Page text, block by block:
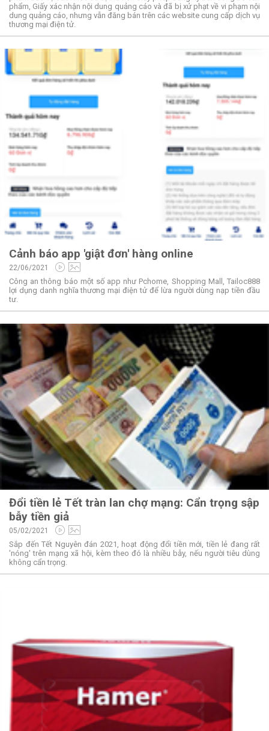
phẩm, Giấy xác nhận nội dung quảng cáo và đã bị xử phạt về vi phạm nội
dung quảng cáo, nhưng vẫn đăng bán trên các website cung cấp dịch vụ
thương mại điện tử.
Cảnh báo app 'giật đơn' hàng online
22/06/2021
Công an thông báo một số app như Pchome, Shopping Mall, Tailoc888
lợi dụng danh nghĩa thương mại điện tử để lừa người dùng nạp tiền đầu
tư.
Đổi tiền lẻ Tết tràn lan chợ mạng: Cẩn trọng sập
bẫy tiền giả
05/02/2021
Sắp đến Tết Nguyên đán 2021, hoạt động đổi tiền mới, tiền lẻ đang rất
'nóng' trên mạng xã hội, kèm theo đó là nhiều bẫy, nếu người tiêu dùng
không cẩn trọng.